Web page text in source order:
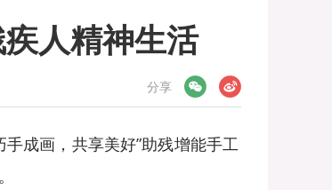
人精神生活
分享
微博
成画，共享美好”助残增能手工